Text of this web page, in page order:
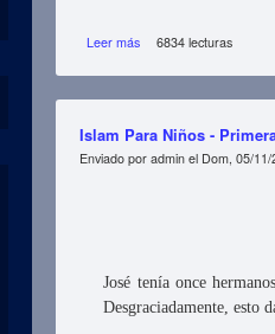
Leer mássobre Islam Para
6834 lecturas
Islam Para Niños -
Enviado poradmin el Dom, 05/
José tenía once
Desgraciadamente, esto